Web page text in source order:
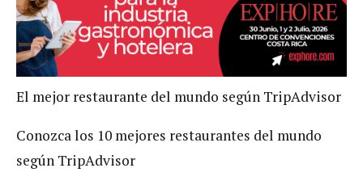
El mejor restaurante del mundo según TripAdvisor
Conozca los 10 mejores restaurantes del mundo
según TripAdvisor